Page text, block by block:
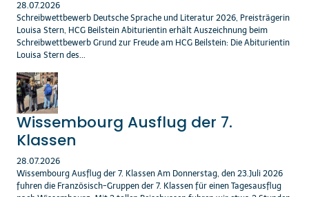
28.07.2026
Schreibwettbewerb Deutsche Sprache und Literatur 2026, Preisträgerin
Louisa Stern, HCG Beilstein Abiturientin erhält Auszeichnung beim
Schreibwettbewerb Grund zur Freude am HCG Beilstein: Die Abiturientin
Louisa Stern des...
Wissembourg Ausflug der 7.
Klassen
28.07.2026
Wissembourg Ausflug der 7. Klassen Am Donnerstag, den 23.Juli 2026
fuhren die Französisch-Gruppen der 7. Klassen für einen Tagesausflug